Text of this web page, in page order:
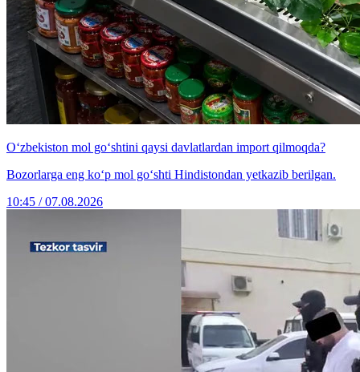
O‘zbekiston mol go‘shtini qaysi davlatlardan import qilmoqda?
Bozorlarga eng ko‘p mol go‘shti Hindistondan yetkazib berilgan.
10:45 / 07.08.2026